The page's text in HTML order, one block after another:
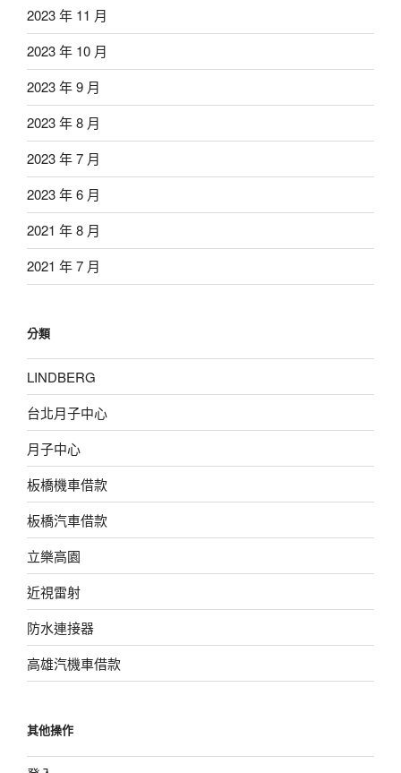
2023 年 11 月
2023 年 10 月
2023 年 9 月
2023 年 8 月
2023 年 7 月
2023 年 6 月
2021 年 8 月
2021 年 7 月
分類
LINDBERG
台北月子中心
月子中心
板橋機車借款
板橋汽車借款
立樂高園
近視雷射
防水連接器
高雄汽機車借款
其他操作